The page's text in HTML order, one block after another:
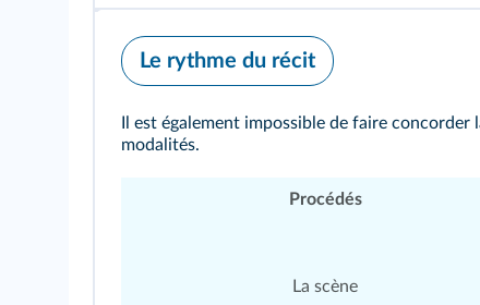
Le rythme du récit
Il est également impossible de faire
modalités.
Procédés
La scène